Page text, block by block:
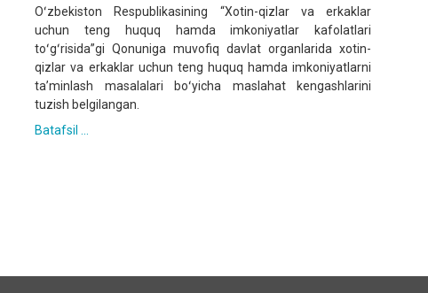
Oʻzbekiston Respublikasining “Xotin-qizlar va erkaklar
uchun teng huquq hamda imkoniyatlar kafolatlari
toʻgʻrisida”gi Qonuniga muvofiq davlat organlarida xotin-
qizlar va erkaklar uchun teng huquq hamda imkoniyatlarni
taʼminlash masalalari boʻyicha maslahat kengashlarini
tuzish belgilangan.
Batafsil ...